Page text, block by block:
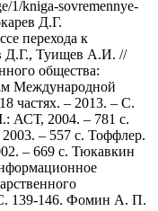
1/kniga-sovremennye-
Д.Г.
перехода к
Д.Г., Туищев А.И. //
общества:
Международной
частях. – 2013. – С.
АСТ, 2004. – 781 с.
– 557 с. Тоффлер.
– 669 с. Тюкавкин
139-146. Фомин А. П.